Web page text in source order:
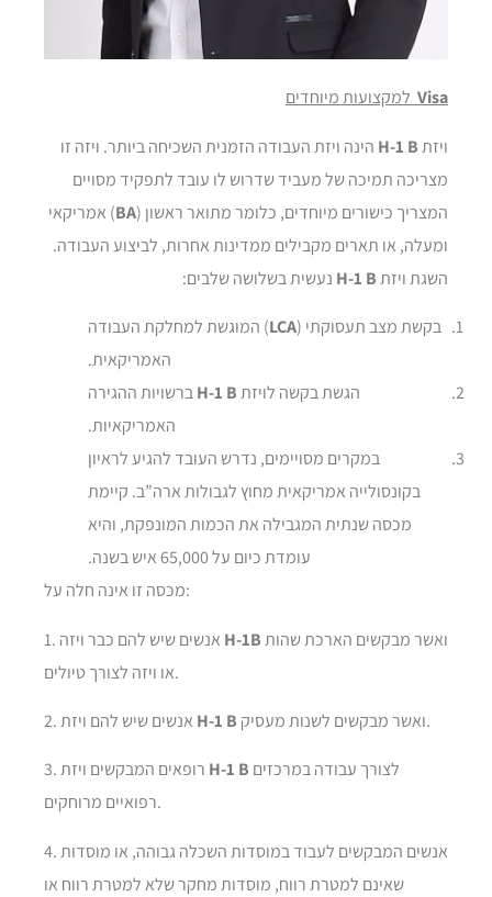
Visa למקצועות מיוחדים
ויזתH-1 B הינה ויזת העבודה הזמנית השכיחה ביותר. ויזה זו
מצריכה תמיכה של מעביד שדרוש לו עובד לתפקיד מסויים
המצריך כישורים מיוחדים, כלומר מתואר ראשון (BA) אמריקאי
ומעלה, או תארים מקבילים ממדינות אחרות, לביצוע העבודה.
השגת ויזתH-1 B נעשית בשלושה שלבים:
בקשת מצב תעסוקתי (LCA) המוגשת למחלקת העבודה
האמריקאית.
הגשת בקשה לויזתH-1 Bברשויות ההגירה
האמריקאיות.
במקרים מסויימים, נדרש העובד להגיע לראיון
בקונסולייה אמריקאית מחוץ לגבולות ארה”ב. קיימת
מכסה שנתית המגבילה את הכמות המונפקת, והיא
עומדת כיום על 65,000 איש בשנה.
מכסה זו אינה חלה על:
H-1B
או ויזה לצורך טיולים.
H-1 B ואשר מבקשים לשנות מעסיק.
H-1 B
רפואיים מרוחקים.
4. אנשים המבקשים לעבוד במוסדות השכלה גבוהה, או מוסדות
שאינם למטרת רווח, מוסדות מחקר שלא למטרת רווח או